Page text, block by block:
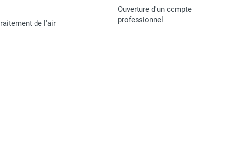
CALORSCHWANK
de l'air
Ouverture d'un compte
professionnel